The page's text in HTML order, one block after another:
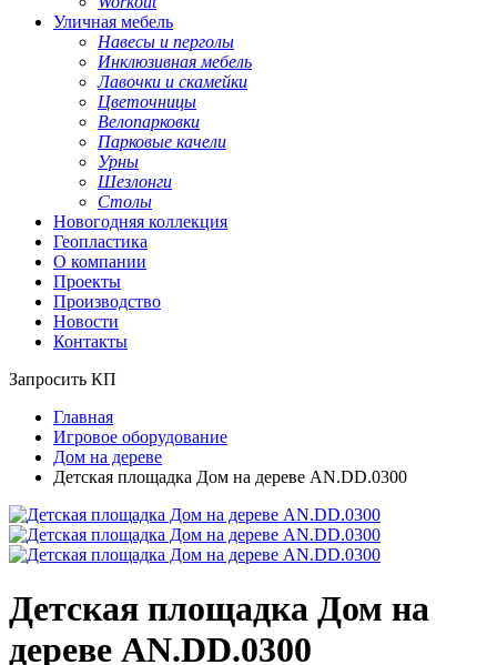
Уличная мебель
Навесы и перголы
Инклюзивная мебель
Лавочки и скамейки
Цветочницы
Велопарковки
Парковые качели
Урны
Шезлонги
Столы
Новогодняя коллекция
Геопластика
О компании
Проекты
Производство
Новости
Контакты
Запросить КП
Главная
Игровое оборудование
Дом на дереве
Детская площадка Дом на дереве AN.DD.0300
Детская площадка Дом на
дереве AN.DD.0300